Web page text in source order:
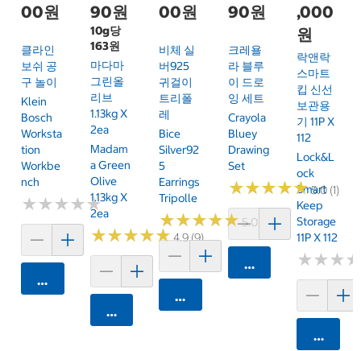
00원
클라인
보쉬 공
구 놀이
Klein
Bosch
Worksta
Tion
Workbe
Nch
★★★★★
★★★★★
카트에 담기
90원
10g당
163원
마다마
그린올
리브
1.13kg X
2ea
Madam
A Green
Olive
1.13kg X
2ea
★★★★★
★★★★★4.9 (9)
카트에 담기
00원
비체 실
버925
귀걸이
트리폴
레
Bice
Silver92
5
Earrings
Tripolle
★★★★★
★★★★★5.0 (1)
카트에 담기
90원
크레욜
라 블루
이 드로
잉 세트
Crayola
Bluey
Drawing
Set
★★★★★
★★★★★5.0 (1)
카트에 담기
,000
원
락앤락
스마트
킵 신선
보관용
기 11P X
112
Lock&L
Ock
Smart
Keep
Storage
11P X 112
★★★
★★★
카트에